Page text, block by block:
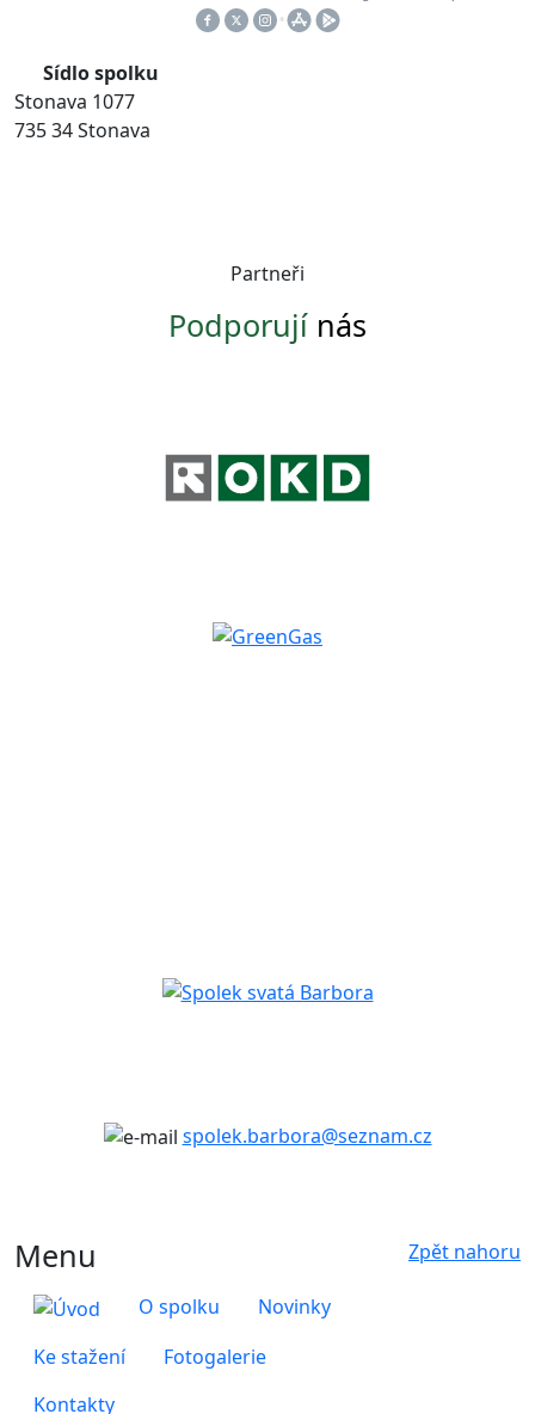
Sídlo spolku
Stonava 1077
735 34 Stonava
Partneři
Podporují nás
spolek.barbora@seznam.cz
Menu
O spolku
Novinky
Ke stažení
Fotogalerie
Kontakty
Zpět nahoru